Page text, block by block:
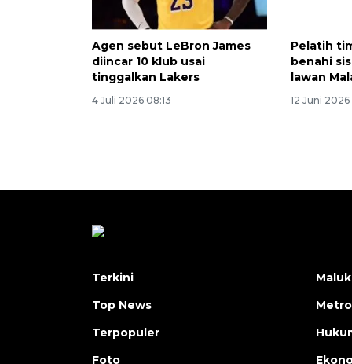
Agen sebut LeBron James
diincar 10 klub usai
tinggalkan Lakers
4 Juli 2026 08:13
Pelatih
benahi
lawan
12 Juni 2026
Terkini
Top News
Terpopuler
Foto